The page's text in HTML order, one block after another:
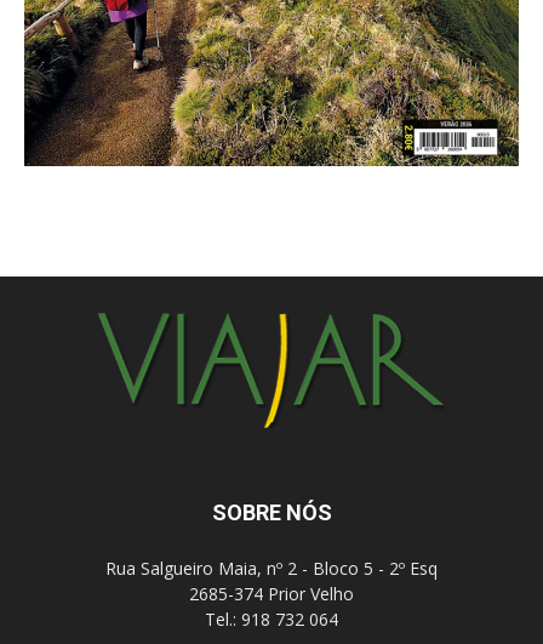
SOBRE NÓS
Rua Salgueiro Maia, nº 2 - Bloco 5 - 2º Esq
2685-374 Prior Velho
Tel.: 918 732 064